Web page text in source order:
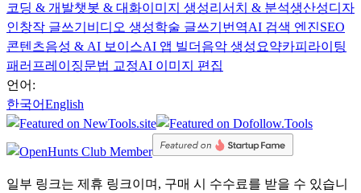
코딩 & 개발챗봇 & 대화이미지 생성리서치 & 분석생산성디자
인창작 글쓰기 비디오 생성학술 글쓰기 번역AI 검색 엔진SEO
콘텐츠음성 & AI 보이스AI 앱 빌더 음악 생성 요약카피라이팅
패러프레이징문법 교정AI 이미지 편집
언어:
한국어English
일부 링크는 제휴 링크이며, 구매 시 수수료를 받을 수 있습니